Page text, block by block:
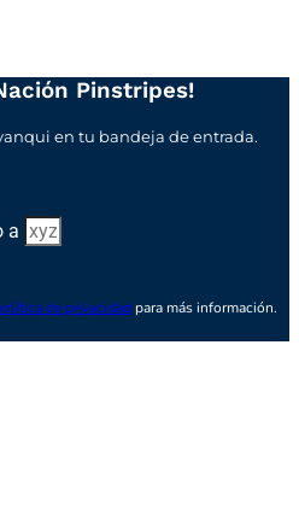
Pinstripes!
en tu bandeja de entrada.
a
de privacidad para más información.